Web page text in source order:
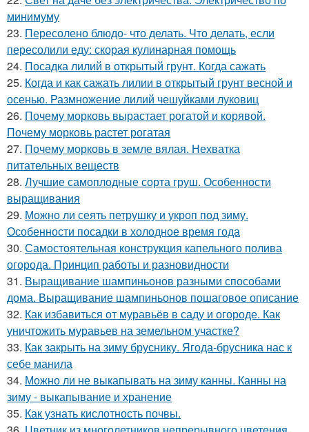
минимуму
23. Пересолено блюдо- что делать. Что делать, если
пересолили еду: скорая кулинарная помощь
24. Посадка лилий в открытый грунт. Когда сажать
25. Когда и как сажать лилии в открытый грунт весной и
осенью. Размножение лилий чешуйками луковиц
26. Почему морковь вырастает рогатой и корявой.
Почему морковь растет рогатая
27. Почему морковь в земле вялая. Нехватка
питательных веществ
28. Лучшие самоплодные сорта груш. Особенности
выращивания
29. Можно ли сеять петрушку и укроп под зиму.
Особенности посадки в холодное время года
30. Самостоятельная конструкция капельного полива
огорода. Принцип работы и разновидности
31. Выращивание шампиньонов разными способами
дома. Выращивание шампиньонов пошаговое описание
32. Как избавиться от муравьёв в саду и огороде. Как
уничтожить муравьев на земельном участке?
33. Как закрыть на зиму бруснику. Ягода-брусника нас к
себе манила
34. Можно ли не выкапывать на зиму канны. Канны на
зиму - выкапывание и хранение
35. Как узнать кислотность почвы.